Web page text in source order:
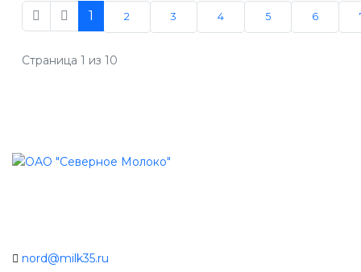
1 2 3 4 5 6
Страница 1 из 10
nord@milk35.ru